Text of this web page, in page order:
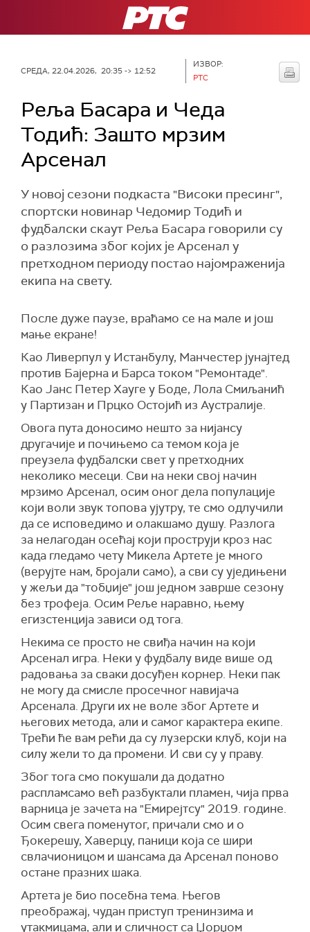
РТС
СРЕДА, 22.04.2026, 20:35 -> 12:52
ИЗВОР:
РТС
Реља Басара и Чеда
Тодић: Зашто мрзим
Арсенал
У новој сезони подкаста "Високи пресинг",
спортски новинар Чедомир Тодић и
фудбалски скаут Реља Басара говорили су
о разлозима због којих је Арсенал у
претходном периоду постао најомраженија
екипа на свету.
После дуже паузе, враћамо се на мале и још
мање екране!
Као Ливерпул у Истанбулу, Манчестер јунајтед
против Бајерна и Барса током "Ремонтаде".
Као Јанс Петер Хауге у Боде, Лола Смиљанић
у Партизан и Прцко Остојић из Аустралије.
Овога пута доносимо нешто за нијансу
другачије и почињемо са темом која је
преузела фудбалски свет у претходних
неколико месеци. Сви на неки свој начин
мрзимо Арсенал, осим оног дела популације
који воли звук топова ујутру, те смо одлучили
да се исповедимо и олакшамо душу. Разлога
за нелагодан осећај који проструји кроз нас
када гледамо чету Микела Артете је много
(верујте нам, бројали само), а сви су уједињени
у жељи да "тобџије" још једном заврше сезону
без трофеја. Осим Реље наравно, њему
егизстенција зависи од тога.
Некима се просто не свиђа начин на који
Арсенал игра. Неки у фудбалу виде више од
радовања за сваки досуђен корнер. Неки пак
не могу да смисле просечног навијача
Арсенала. Други их не воле због Артете и
његових метода, али и самог карактера екипе.
Трећи ће вам рећи да су лузерски клуб, који на
силу жели то да промени. И сви су у праву.
Због тога смо покушали да додатно
распламсамо већ разбуктали пламен, чија прва
варница је зачета на "Емирејтсу" 2019. године.
Осим свега поменутог, причали смо и о
Ђокерешу, Хаверцу, паници која се шири
свлачионицом и шансама да Арсенал поново
остане празних шака.
Артета је био посебна тема. Његов
преображај, чудан приступ тренинзима и
утакмицама, али и сличност са Џорџом